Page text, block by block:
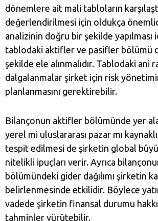
dönemlere ait mali tabloların
değerlendirilmesi için oldukça
analizinin doğru bir şekilde yapılması
tablodaki aktifler ve pasifler bölümü
şekilde ele alınmalıdır. Tablodaki ani
dalgalanmalar şirket için risk
planlanmasını gerektirebilir.
Bilançonun aktifler bölümünde yer
yerel mi uluslararası pazar mı
tespit edilmesi de şirketin global
nitelikli ipuçları verir. Ayrıca
bölümündeki gider dağılımı şirketin
belirlenmesinde etkilidir. Böylece
vadede şirketin finansal durumu
tahminler yürütebilir.